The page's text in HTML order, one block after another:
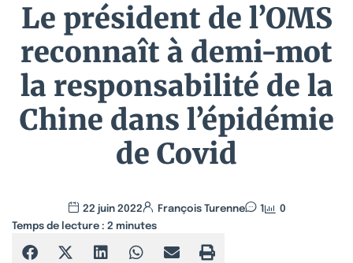
Le président de l’OMS
reconnaît à demi-mot
la responsabilité de la
Chine dans l’épidémie
de Covid
22 juin 2022 François Turenne 1
0
Temps de lecture : 2 minutes